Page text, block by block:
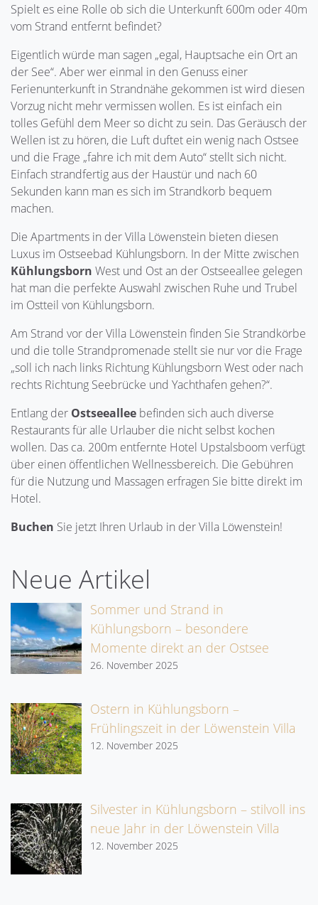
Spielt es eine Rolle ob sich die Unterkunft 600m oder 40m
vom Strand entfernt befindet?
Eigentlich würde man sagen „egal, Hauptsache ein Ort an
der See“. Aber wer einmal in den Genuss einer
Ferienunterkunft in Strandnähe gekommen ist wird diesen
Vorzug nicht mehr vermissen wollen. Es ist einfach ein
tolles Gefühl dem Meer so dicht zu sein. Das Geräusch der
Wellen ist zu hören, die Luft duftet ein wenig nach Ostsee
und die Frage „fahre ich mit dem Auto“ stellt sich nicht.
Einfach strandfertig aus der Haustür und nach 60
Sekunden kann man es sich im Strandkorb bequem
machen.
Die Apartments in der Villa Löwenstein bieten diesen
Luxus im Ostseebad Kühlungsborn. In der Mitte zwischen
Kühlungsborn West und Ost an der Ostseeallee gelegen
hat man die perfekte Auswahl zwischen Ruhe und Trubel
im Ostteil von Kühlungsborn.
Am Strand vor der Villa Löwenstein finden Sie Strandkörbe
und die tolle Strandpromenade stellt sie nur vor die Frage
„soll ich nach links Richtung Kühlungsborn West oder nach
rechts Richtung Seebrücke und Yachthafen gehen?“.
Entlang der Ostseeallee befinden sich auch diverse
Restaurants für alle Urlauber die nicht selbst kochen
wollen. Das ca. 200m entfernte Hotel Upstalsboom verfügt
über einen öffentlichen Wellnessbereich. Die Gebühren
für die Nutzung und Massagen erfragen Sie bitte direkt im
Hotel.
Buchen Sie jetzt Ihren Urlaub in der Villa Löwenstein!
Neue Artikel
Sommer und Strand in
Kühlungsborn – besondere
Momente direkt an der Ostsee
26. November 2025
Ostern in Kühlungsborn –
Frühlingszeit in der Löwenstein Villa
12. November 2025
Silvester in Kühlungsborn – stilvoll ins
neue Jahr in der Löwenstein Villa
12. November 2025